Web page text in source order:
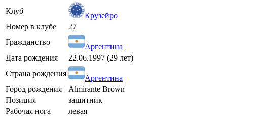
Клуб
Крузейро
Номер в клубе
27
Гражданство
Аргентина
Дата рождения
22.06.1997 (29 лет)
Страна рождения
Аргентина
Город рождения
Almirante Brown
Позиция
защитник
Рабочая нога
левая